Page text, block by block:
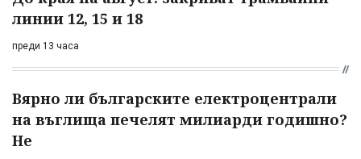
линии 12, 15 и 18
преди 13 часа
Вярно ли българските електроцентрали
на въглища печелят милиарди годишно?
Не